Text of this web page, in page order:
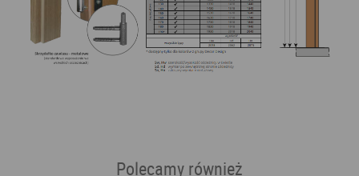
Polecamy również